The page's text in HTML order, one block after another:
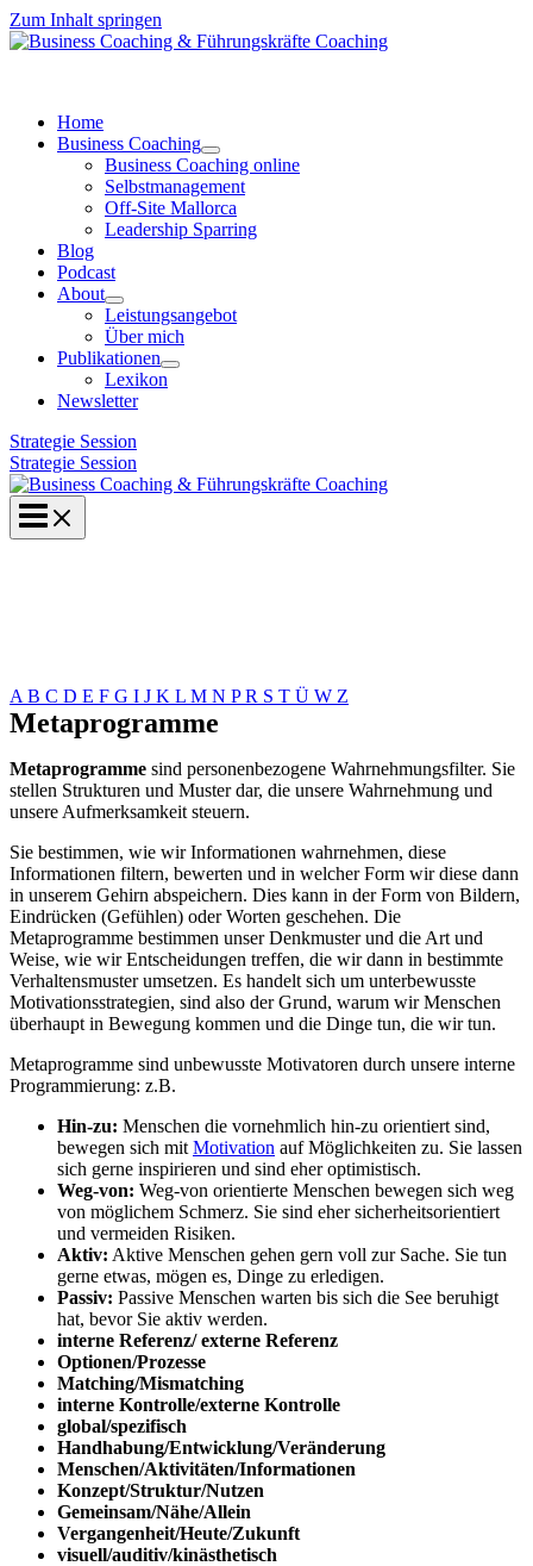
Zum Inhalt springen
Home
Business Coaching
Business Coaching online
Selbstmanagement
Off-Site Mallorca
Leadership Sparring
Blog
Podcast
About
Leistungsangebot
Über mich
Publikationen
Lexikon
Newsletter
Strategie Session
Strategie Session
A B C D E F G I J K L M N PR S T Ü W Z
Metaprogramme
Metaprogramme sind personenbezogene Wahrnehmungsfilter. Sie
stellen Strukturen und Muster dar, die unsere Wahrnehmung und
unsere Aufmerksamkeit steuern.
Sie bestimmen, wie wir Informationen wahrnehmen, diese
Informationen filtern, bewerten und in welcher Form wir diese dann
in unserem Gehirn abspeichern. Dies kann in der Form von Bildern,
Eindrücken (Gefühlen) oder Worten geschehen. Die
Metaprogramme bestimmen unser Denkmuster und die Art und
Weise, wie wir Entscheidungen treffen, die wir dann in bestimmte
Verhaltensmuster umsetzen. Es handelt sich um unterbewusste
Motivationsstrategien, sind also der Grund, warum wir Menschen
überhaupt in Bewegung kommen und die Dinge tun, die wir tun.
Metaprogramme sind unbewusste Motivatoren durch unsere interne
Programmierung: z.B.
Hin-zu: Menschen die vornehmlich hin-zu orientiert sind,
bewegen sich mit Motivation auf Möglichkeiten zu. Sie lassen
sich gerne inspirieren und sind eher optimistisch.
Weg-von: Weg-von orientierte Menschen bewegen sich weg
von möglichem Schmerz. Sie sind eher sicherheitsorientiert
und vermeiden Risiken.
Aktiv: Aktive Menschen gehen gern voll zur Sache. Sie tun
gerne etwas, mögen es, Dinge zu erledigen.
Passiv: Passive Menschen warten bis sich die See beruhigt
hat, bevor Sie aktiv werden.
interne Referenz/ externe Referenz
Optionen/Prozesse
Matching/Mismatching
interne Kontrolle/externe Kontrolle
global/spezifisch
Handhabung/Entwicklung/Veränderung
Menschen/Aktivitäten/Informationen
Konzept/Struktur/Nutzen
Gemeinsam/Nähe/Allein
Vergangenheit/Heute/Zukunft
visuell/auditiv/kinästhetisch